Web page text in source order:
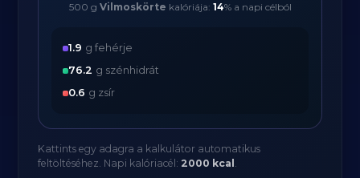
500 g Vilmoskörte kalóriája: 14% a napi célból
1.9 g fehérje
76.2 g szénhidrát
0.6 g zsír
Kattints egy adagra a kalkulátor automatikus
feltöltéséhez. Napi kalóriacél: 2000 kcal .